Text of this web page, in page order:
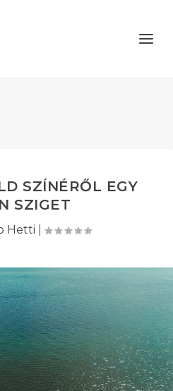
SZÍNÉRŐL EGY
SZIGET
Hetti